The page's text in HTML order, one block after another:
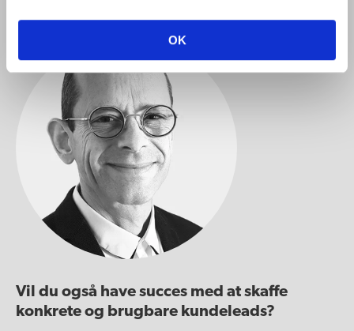
OK
Vil du også have succes med at skaffe
konkrete og brugbare kundeleads?